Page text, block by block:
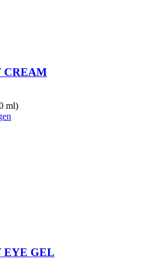
CREAM
ml)
EYE GEL